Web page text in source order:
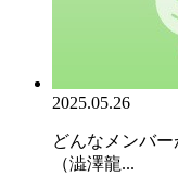
2025.05.26
どんなメンバ
（澁澤龍...